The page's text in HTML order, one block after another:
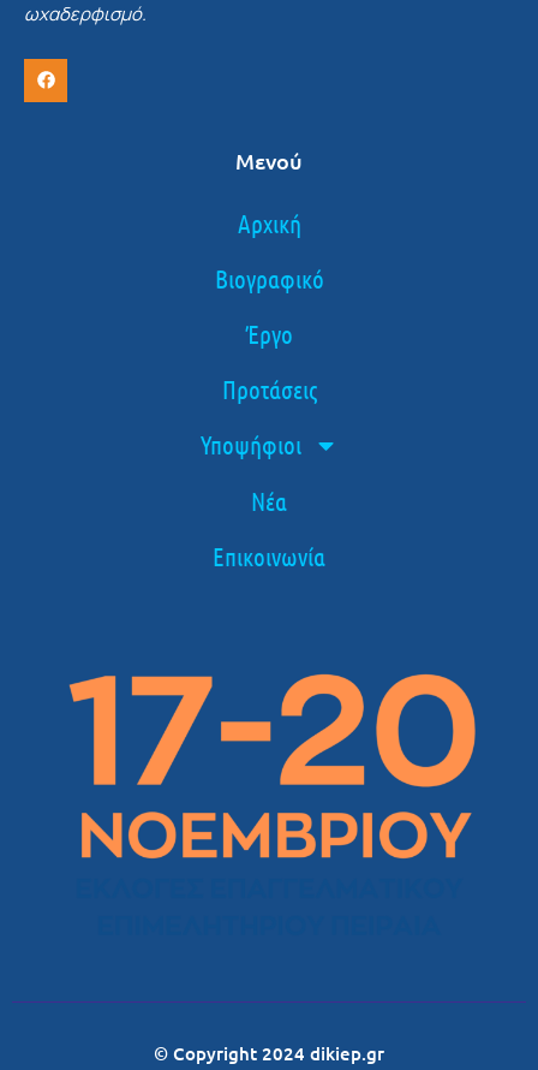
ωχαδερφισμό.
Μενού
Αρχική
Βιογραφικό
Έργο
Προτάσεις
Υποψήφιοι
Νέα
Επικοινωνία
© Copyright 2024 dikiep.gr